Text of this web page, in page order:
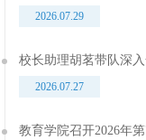
2026.07.29
校长助理胡茗带队深
2026.07.27
教育学院召开2026年